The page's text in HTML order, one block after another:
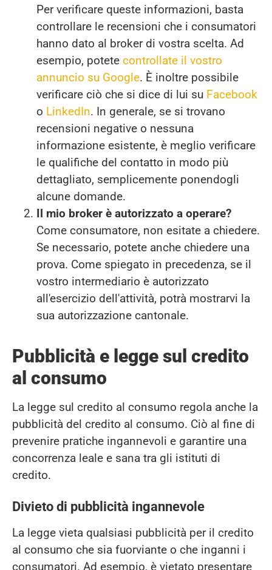
Per verificare queste informazioni, basta
controllare le recensioni che i consumatori
hanno dato al broker di vostra scelta. Ad
esempio, potete controllate il vostro
annuncio su Google. È inoltre possibile
verificare ciò che si dice di lui su Facebook
o LinkedIn. In generale, se si trovano
recensioni negative o nessuna
informazione esistente, è meglio verificare
le qualifiche del contatto in modo più
dettagliato, semplicemente ponendogli
alcune domande.
Il mio broker è autorizzato a operare?
Come consumatore, non esitate a chiedere.
Se necessario, potete anche chiedere una
prova. Come spiegato in precedenza, se il
vostro intermediario è autorizzato
all'esercizio dell'attività, potrà mostrarvi la
sua autorizzazione cantonale.
Pubblicità e legge sul credito
al consumo
La legge sul credito al consumo regola anche la
pubblicità del credito al consumo. Ciò al fine di
prevenire pratiche ingannevoli e garantire una
concorrenza leale e sana tra gli istituti di
credito.
Divieto di pubblicità ingannevole
La legge vieta qualsiasi pubblicità per il credito
al consumo che sia fuorviante o che inganni i
consumatori. Ad esempio, è vietato presentare